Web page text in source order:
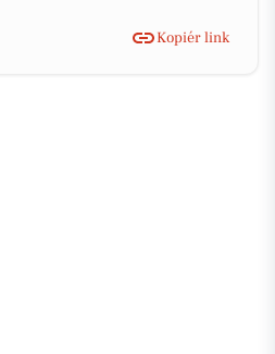
Kopiér link